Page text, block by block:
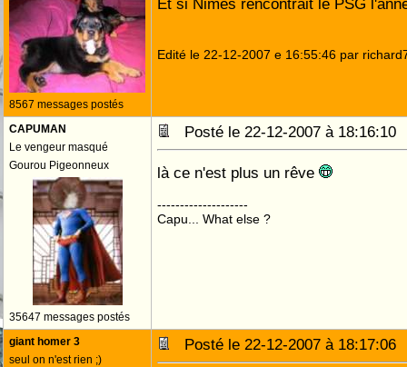
8567 messages postés
Et si Nimes rencontrait le PSG
Edité le 22-12-2007 e 16:55:46 par
CAPUMAN
Le vengeur masqué
Gourou Pigeonneux
35647 messages postés
Posté le 22-12-2007 à
là ce n'est plus un rêve
--------------------
Capu... What else ?
giant homer 3
seul on n'est rien ;)
Posté le 22-12-2007 à